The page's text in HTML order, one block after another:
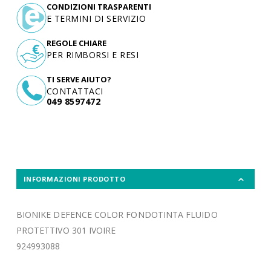
TI SERVE AIUTO?
CONTATTACI
049 8597472
CONDIZIONI TRASPARENTI
E TERMINI DI SERVIZIO
REGOLE CHIARE
PER RIMBORSI E RESI
INFORMAZIONI PRODOTTO
BIONIKE DEFENCE COLOR FONDOTINTA FLUIDO
PROTETTIVO 301 IVOIRE
924993088